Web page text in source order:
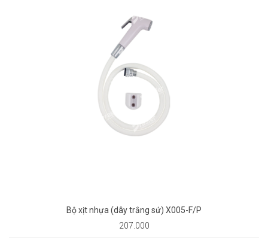
Bộ xịt nhựa (dây trắng sứ) X005-F/P
207.000